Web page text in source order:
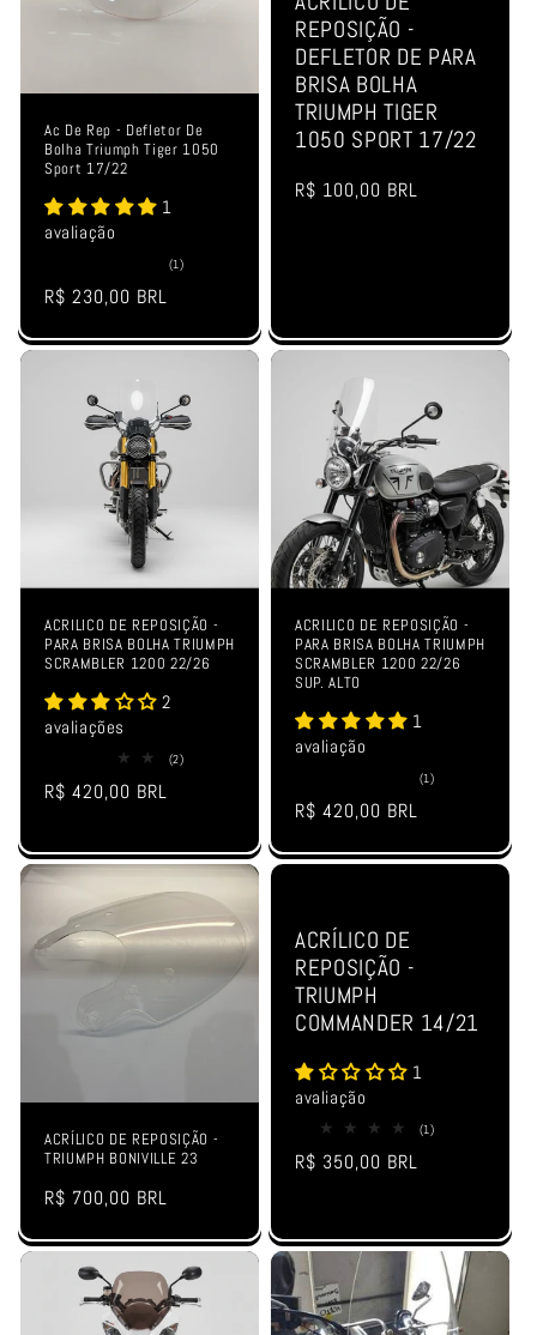
Ac De Rep - Defletor De
Bolha Triumph Tiger 1050
Sport 17/22
1
avaliação
(1)1
Preço
R$ 230,00 BRL
REPOSIÇÃO -
DEFLETOR DE PARA
BRISA BOLHA
TRIUMPH TIGER
1050 SPORT 17/22
Preço
R$ 100,00 BRL
ACRILICO DE REPOSIÇÃO -
PARA BRISA BOLHA TRIUMPH
SCRAMBLER 1200 22/26
2
avaliações
(2)2
Preço
R$ 420,00 BRL
ACRILICO DE REPOSIÇÃO -
PARA BRISA BOLHA TRIUMPH
SCRAMBLER 1200 22/26
SUP. ALTO
1
avaliação
(1)1
Preço
R$ 420,00 BRL
ACRÍLICO DE REPOSIÇÃO -
TRIUMPH BONIVILLE 23
Preço
R$ 700,00 BRL
ACRÍLICO DE
REPOSIÇÃO -
TRIUMPH
COMMANDER 14/21
1
avaliação
(1)1
Preço
R$ 350,00 BRL